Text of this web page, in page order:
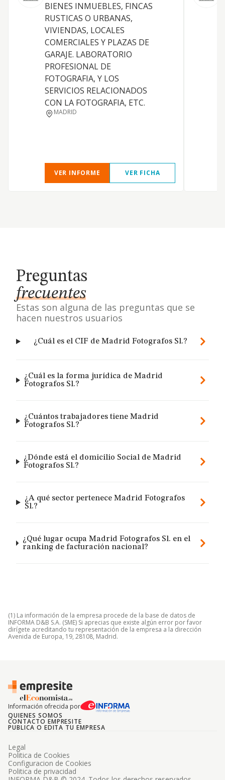
BIENES INMUEBLES, FINCAS
RUSTICAS O URBANAS,
VIVIENDAS, LOCALES
COMERCIALES Y PLAZAS DE
GARAJE. LABORATORIO
PROFESIONAL DE
FOTOGRAFIA, Y LOS
SERVICIOS RELACIONADOS
CON LA FOTOGRAFIA, ETC.
MADRID
VER INFORME VER FICHA
Preguntas
frecuentes
Estas son alguna de las preguntas que se
hacen nuestros usuarios
¿Cuál es el CIF de Madrid Fotografos Sl.?
¿Cuál es la forma jurídica de Madrid
Fotografos Sl.?
¿Cuántos trabajadores tiene Madrid
Fotografos Sl.?
¿Dónde está el domicilio Social de Madrid
Fotografos Sl.?
¿A qué sector pertenece Madrid Fotografos
Sl.?
¿Qué lugar ocupa Madrid Fotografos Sl. en el
ranking de facturación nacional?
(1) La información de la empresa procede de la base de datos de
INFORMA D&B S.A. (SME) Si aprecias que existe algún error por favor
dirígete acreditando tu representación de la empresa a la dirección
Avenida de Europa, 19, 28108, Madrid.
Información ofrecida por
QUIENES SOMOS
CONTACTO EMPRESITE
PUBLICA O EDITA TU EMPRESA
Legal
Politica de Cookies
Configuracion de Cookies
Politica de privacidad